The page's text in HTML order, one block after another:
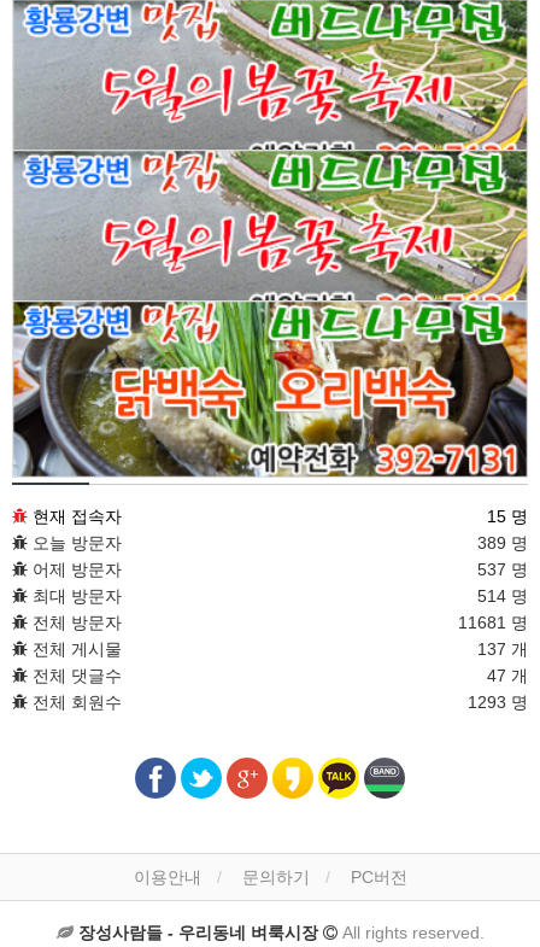
접속통계
현재 접속자
15 명
오늘 방문자
389 명
어제 방문자
537 명
최대 방문자
514 명
전체 방문자
11681 명
전체 게시물
137 개
전체 댓글수
47 개
전체 회원수
1293 명
이용안내 문의하기 PC버전
장성사람들 - 우리동네 벼룩시장 All rights reserved.